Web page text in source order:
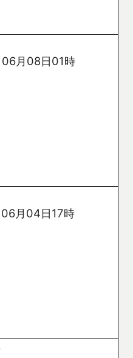
月08日01時
月04日17時